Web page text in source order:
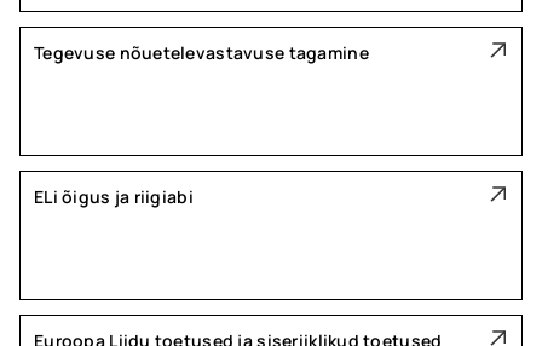
Tegevuse nõuetelevastavuse tagamine
ELi õigus ja riigiabi
Euroopa Liidu toetused ja siseriiklikud toetused